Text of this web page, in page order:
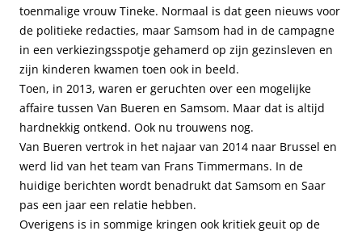
toenmalige vrouw Tineke. Normaal is dat geen nieuws voor
de politieke redacties, maar Samsom had in de campagne
in een verkiezingsspotje gehamerd op zijn gezinsleven en
zijn kinderen kwamen toen ook in beeld.
Toen, in 2013, waren er geruchten over een mogelijke
affaire tussen Van Bueren en Samsom. Maar dat is altijd
hardnekkig ontkend. Ook nu trouwens nog.
Van Bueren vertrok in het najaar van 2014 naar Brussel en
werd lid van het team van Frans Timmermans. In de
huidige berichten wordt benadrukt dat Samsom en Saar
pas een jaar een relatie hebben.
Overigens is in sommige kringen ook kritiek geuit op de